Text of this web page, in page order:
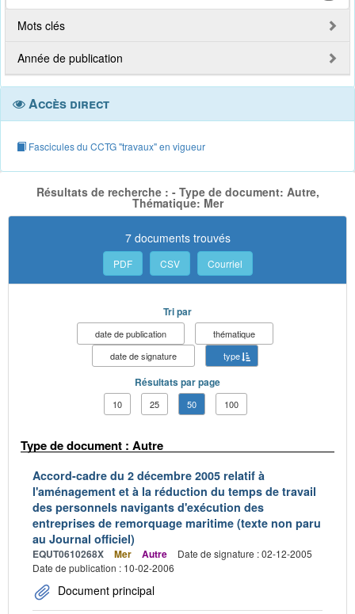
Mots clés
Année de publication
Accès direct
Fascicules du CCTG "travaux" en vigueur
Résultats de recherche : - Type de document: Autre,
Thématique: Mer
7 documents trouvés
PDF CSV Courriel
Tri par
date de publication
thématique
date de signature
type
Résultats par page
10 25 50 100
Type de document : Autre
Accord-cadre du 2 décembre 2005 relatif à
l'aménagement et à la réduction du temps de travail
des personnels navigants d'exécution des
entreprises de remorquage maritime (texte non paru
au Journal officiel)
EQUT0610268X Mer Autre
Date de signature : 02-12-2005
Date de publication : 10-02-2006
Document principal